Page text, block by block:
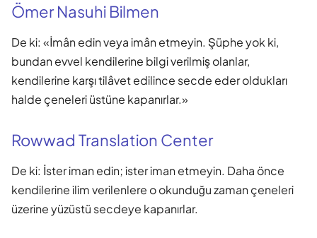
Ömer Nasuhi Bilmen
De ki: «İmân edin veya imân etmeyin. Şüphe yok ki,
bundan evvel kendilerine bilgi verilmiş olanlar,
kendilerine karşı tilâvet edilince secde eder oldukları
halde çeneleri üstüne kapanırlar.»
Rowwad Translation Center
De ki: İster iman edin; ister iman etmeyin. Daha önce
kendilerine ilim verilenlere o okunduğu zaman çeneleri
üzerine yüzüstü secdeye kapanırlar.